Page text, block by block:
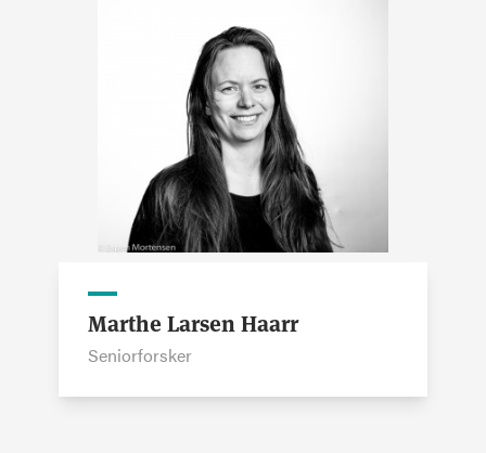
Marthe Larsen Haarr
Seniorforsker